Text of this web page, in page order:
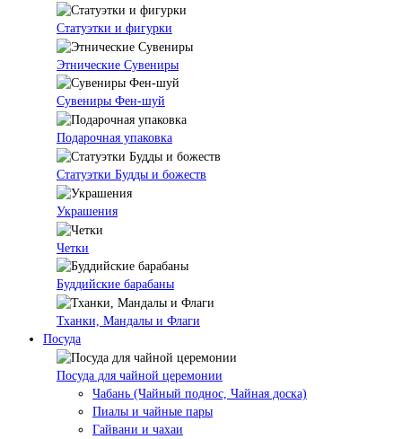
Статуэтки и фигурки
Этнические Сувениры
Сувениры Фен-шуй
Подарочная упаковка
Статуэтки Будды и божеств
Украшения
Четки
Буддийские барабаны
Тханки, Мандалы и Флаги
Посуда
Посуда для чайной церемонии
Чабань (Чайный поднос, Чайная доска)
Пиалы и чайные пары
Гайвани и чахаи